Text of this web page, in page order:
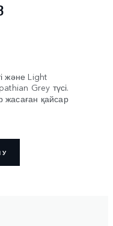
және Light
Grey түсі.
қайсар